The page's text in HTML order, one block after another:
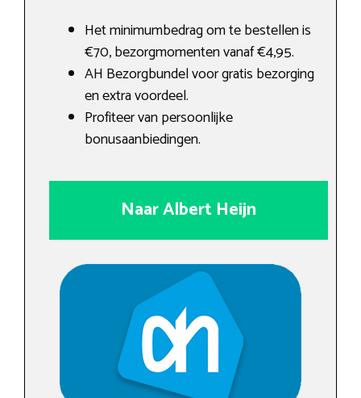
Het minimumbedrag om te bestellen is
€70, bezorgmomenten vanaf €4,95.
AH Bezorgbundel voor gratis bezorging
en extra voordeel.
Profiteer van persoonlijke
bonusaanbiedingen.
Naar Albert Heijn